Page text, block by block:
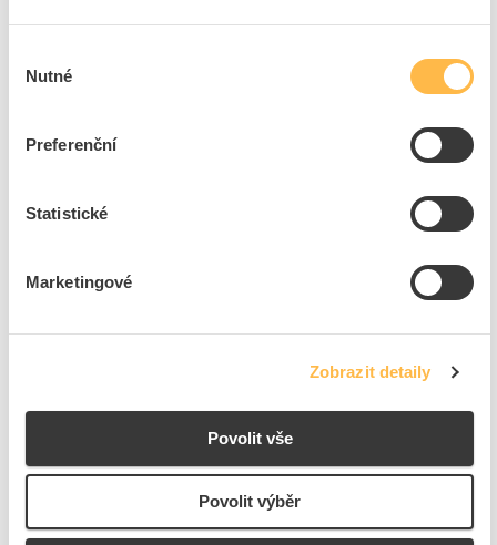
souhlasu
Nutné
Preferenční
Statistické
Marketingové
Zobrazit detaily
Povolit vše
Povolit výběr
SEZ Skříň M-BOX P 54/3-18, 54TE, rozvodná pod
3 363,13 Kč/ks
ks do košíku
omítku celoplechová 108M IP30
Kód ELFETEX
11.391.830
EAN
8585032682926